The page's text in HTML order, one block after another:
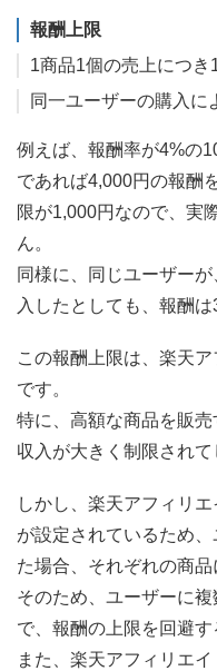
報酬上限
1商品1個の売上につき
同一ユーザーの購入に
例えば、報酬率が4%の
であれば4,000円の報酬
限が1,000円なので、実
ん。
同様に、同じユーザー
入したとしても、報酬
この報酬上限は、楽天
です。
特に、高額な商品を販売
収入が大きく制限されて
しかし、楽天アフィリ
が設定されているため
た場合、それぞれの商品
そのため、ユーザーに
で、報酬の上限を回避す
また、楽天アフィリエ